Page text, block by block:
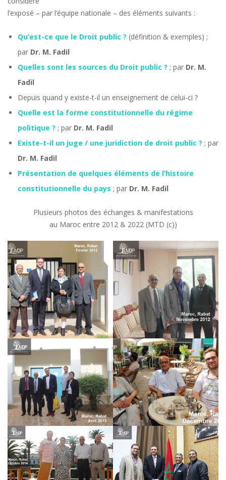
l’exposé – par l’équipe nationale – des éléments suivants :
Qu’est-ce que le Droit public ? (définition & exemples) ;
par Dr. M. Fadil
Quelles sont les sources du Droit public ? ; par Dr. M.
Fadil
Depuis quand y existe-t-il un enseignement de celui-ci ?
Quelle est la forme constitutionnelle du régime
politique ? ; par Dr. M. Fadil
Existe-t-il un juge / une juridiction de droit public ? ; par
Dr. M. Fadil
Présentation de quelques éléments de l’histoire
constitutionnelle du pays ; par Dr. M. Fadil
Plusieurs photos des échanges & manifestations
au Maroc entre 2012 & 2022 (MTD (c))